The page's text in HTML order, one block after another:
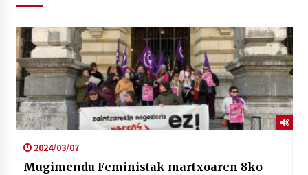
2024/03/07
Mugimendu Feministak martxoaren 8ko